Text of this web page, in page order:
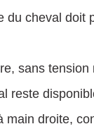
du cheval doit
sans tension
reste
main droite,